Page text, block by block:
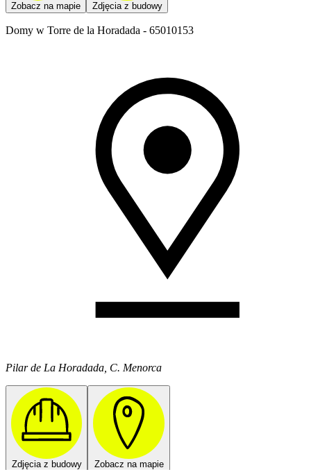
Zobacz na mapie Zdjęcia z budowy
Domy w Torre de la Horadada - 65010153
Pilar de La Horadada, C. Menorca
Zdjęcia z budowy Zobacz na mapie